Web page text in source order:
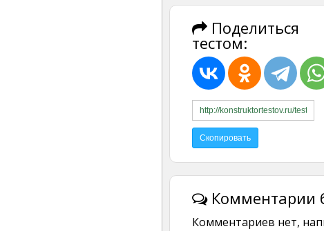
Поделиться
тестом:
Комментарии
Комментариев нет,